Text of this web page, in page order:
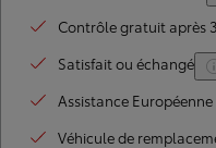
Contrôle gratuit après
Satisfait ou échangé
Assistance
Véhicule de